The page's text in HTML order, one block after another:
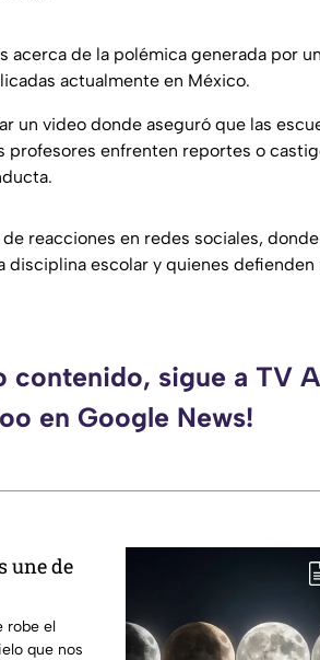
acerca de la polémica generada por
actualmente en México.
un video donde aseguró que las
profesores enfrenten reportes o
reacciones en redes sociales,
disciplina escolar y quienes
contenido, sigue a TV
en Google News!
une de
robe el
que nos